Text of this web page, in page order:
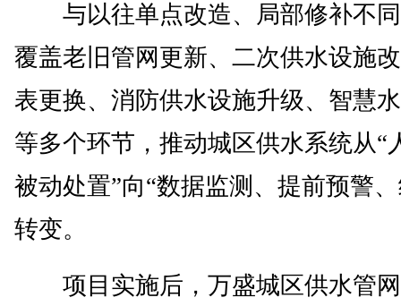
与以往单点改造、局部修补不同
覆盖老旧管网更新、二次供水设施
表更换、消防供水设施升级、智慧
等多个环节，推动城区供水系统从“
被动处置”向“数据监测、提前预警
转变。
项目实施后，万盛城区供水管网